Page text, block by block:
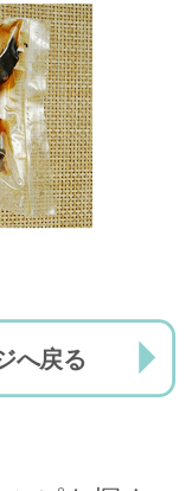
へ戻る